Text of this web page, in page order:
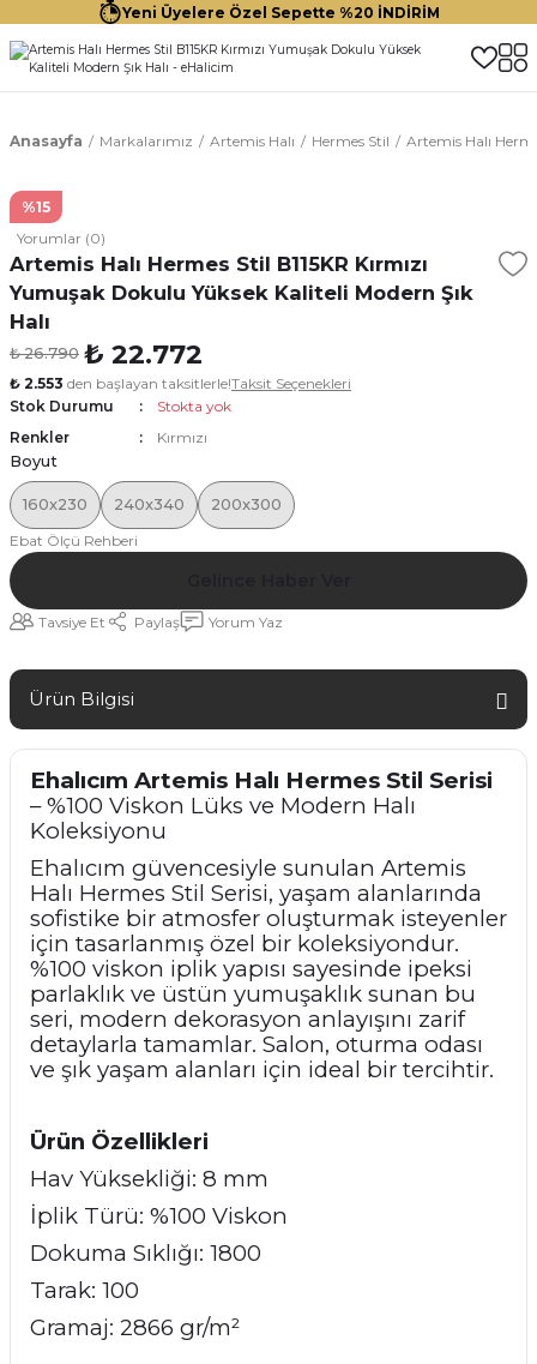
Yeni Üyelere Özel Sepette %20 İNDİRİM
Anasayfa Markalarımız Artemis Halı Hermes Stil Artemis Halı
%15
Yorumlar (0)
Artemis Halı Hermes Stil B115KR Kırmızı
Yumuşak Dokulu Yüksek Kaliteli Modern Şık
Halı
₺ 26.790 ₺ 22.772
₺ 2.553 den başlayan taksitlerle!Taksit Seçenekleri
Stok Durumu
Stokta yok
Renkler
Kırmızı
Boyut
160x230 240x340
200x300
Ebat Ölçü Rehberi
Tavsiye Et Paylaş Yorum Yaz
Ürün Bilgisi
Ehalıcım Artemis Halı Hermes Stil Serisi
– %100 Viskon Lüks ve Modern Halı
Koleksiyonu
Ehalıcım güvencesiyle sunulan Artemis
Halı Hermes Stil Serisi, yaşam alanlarında
sofistike bir atmosfer oluşturmak isteyenler
için tasarlanmış özel bir koleksiyondur.
%100 viskon iplik yapısı sayesinde ipeksi
parlaklık ve üstün yumuşaklık sunan bu
seri, modern dekorasyon anlayışını zarif
detaylarla tamamlar. Salon, oturma odası
ve şık yaşam alanları için ideal bir tercihtir.
Ürün Özellikleri
Hav Yüksekliği: 8 mm
İplik Türü: %100 Viskon
Dokuma Sıklığı: 1800
Tarak: 100
Gramaj: 2866 gr/m²